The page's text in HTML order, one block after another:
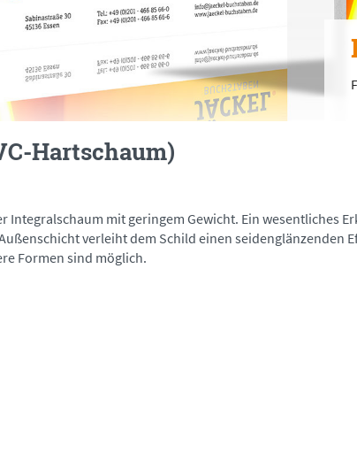
Hartschaum)
mit geringem Gewicht. Ein wesentliches
verleiht dem Schild einen seidenglänzenden
Formen sind möglich.